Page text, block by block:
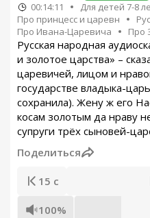
00:14:11 Для детей 7-8
Про принцесс и царевн
Про Ивана-Царевича
Про
Русская народная
и золотое царства» –
царевичей, лицом и
государстве владыка-
сохранила). Жену ж его
косам золотым да нраву
супруги трёх сыновей-
Поделиться
15 с
100%